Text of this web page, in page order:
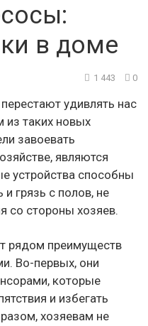
в доме
1 443 0
удивлять нас
таких новых
завоевать
являются
устройства способны
грязь с полов, не
со стороны хозяев.
рядом преимуществ
Во-первых, они
которые
и избегать
хозяевам не